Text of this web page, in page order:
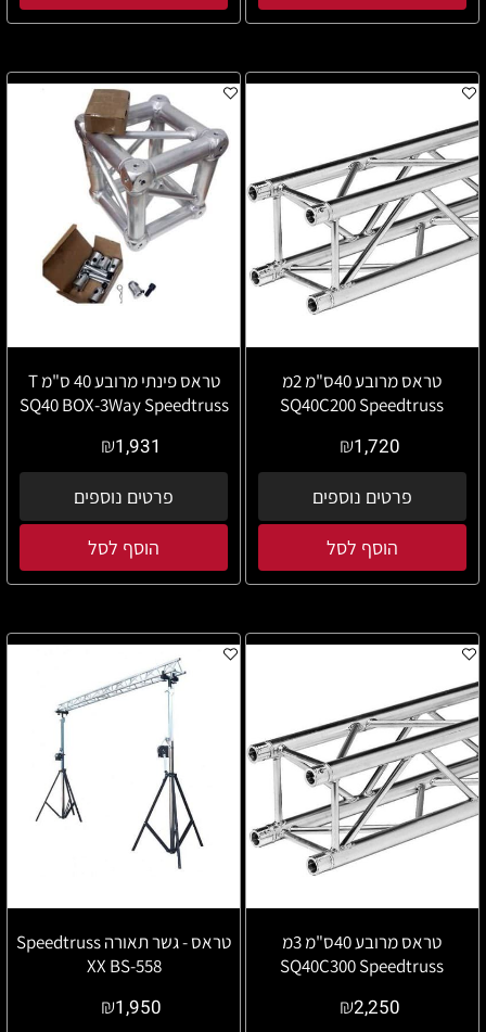
טראס מרובע 40ס"מ 2מ
SQ40C200 Speedtruss
₪1,720
פרטים נוספים
הוסף לסל
טראס פינתי מרובע 40 ס"מ T
SQ40 BOX-3Way Speedtruss
₪1,931
פרטים נוספים
הוסף לסל
טראס מרובע 40ס"מ 3מ
SQ40C300 Speedtruss
₪2,250
טראס - גשר תאורה Speedtruss
XX BS-558
₪1,950